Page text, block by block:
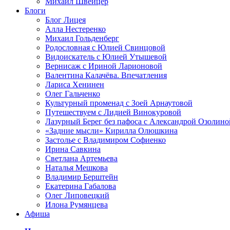
Блоги
Блог Лицея
Алла Нестеренко
Михаил Гольденберг
Родословная с Юлией Свинцовой
Видоискатель с Юлией Утышевой
Вернисаж с Ириной Ларионовой
Валентина Калачёва. Впечатления
Лариса Хенинен
Олег Гальченко
Культурный променад с Зоей Арнаутовой
Путешествуем с Лидией Винокуровой
Лазурный Берег без пафоса с Александрой
«Задние мысли» Кирилла Олюшкина
Застолье с Владимиром Софиенко
Ирина Савкина
Светлана Артемьева
Наталья Мешкова
Владимир Берштейн
Екатерина Габалова
Олег Липовецкий
Илона Румянцева
Афиша